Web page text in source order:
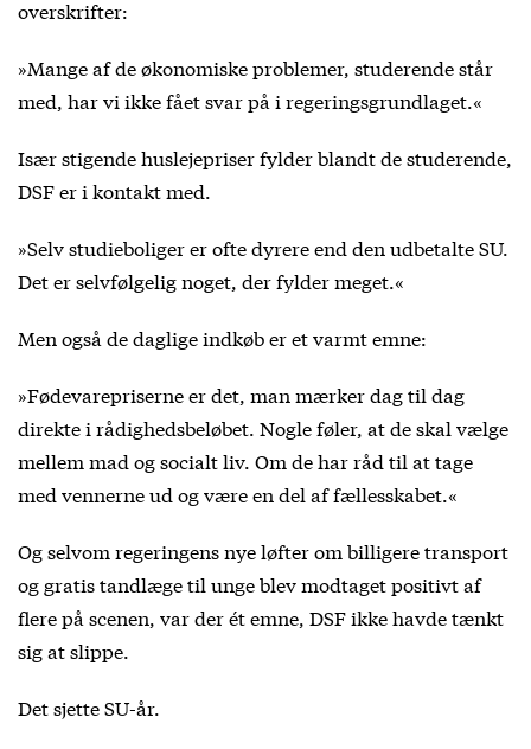
overskrifter:
»Mange af de økonomiske problemer, studerende står
med, har vi ikke fået svar på i regeringsgrundlaget.«
Især stigende huslejepriser fylder blandt de studerende,
DSF er i kontakt med.
»Selv studieboliger er ofte dyrere end den udbetalte SU.
Det er selvfølgelig noget, der fylder meget.«
Men også de daglige indkøb er et varmt emne:
»Fødevarepriserne er det, man mærker dag til dag
direkte i rådighedsbeløbet. Nogle føler, at de skal vælge
mellem mad og socialt liv. Om de har råd til at tage
med vennerne ud og være en del af fællesskabet.«
Og selvom regeringens nye løfter om billigere transport
og gratis tandlæge til unge blev modtaget positivt af
flere på scenen, var der ét emne, DSF ikke havde tænkt
sig at slippe.
Det sjette SU-år.